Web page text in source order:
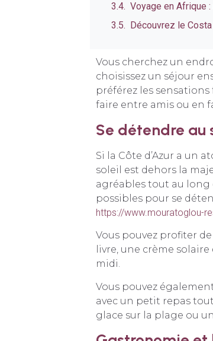
Voyage en Afrique
Découvrez le
Vous cherchez un
choisissez un séjour
préférez les
faire entre amis ou en
Se détendre au
Si la Côte d’Azur a un
soleil est dehors la
agréables tout au long
possibles pour se
https://www.mouratoglou-
Vous pouvez profiter
livre, une crème
midi.
Vous pouvez
avec un petit repas
glace sur la plage ou